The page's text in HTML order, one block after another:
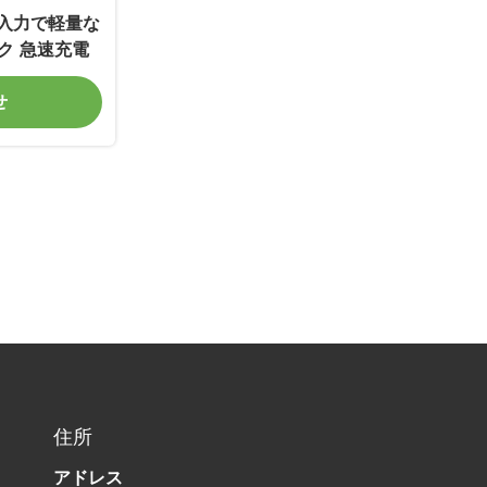
力で軽量な
急速充電
住所
アドレス